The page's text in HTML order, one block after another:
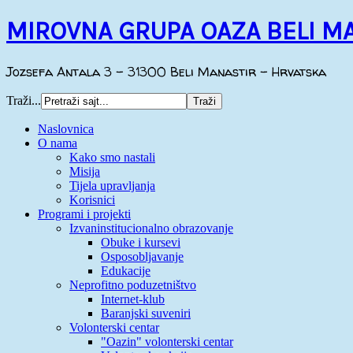
MIROVNA GRUPA OAZA BELI
Jozsefa Antala 3 - 31300 Beli Manastir - Hrvatska
Traži...
Naslovnica
O nama
Kako smo nastali
Misija
Tijela upravljanja
Korisnici
Programi i projekti
Izvaninstitucionalno obrazovanje
Obuke i kursevi
Osposobljavanje
Edukacije
Neprofitno poduzetništvo
Internet-klub
Baranjski suveniri
Volonterski centar
"Oazin" volonterski centar